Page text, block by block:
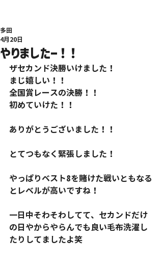
やりましたー！！
多田
4月20日
ザセカンド決勝いけました！
まじ嬉しい！！
全国賞レースの決勝！！
初めていけた！！
ありがとうございました！！
とてつもなく緊張しました！
やっぱりベスト8を賭けた戦いともなる
とレベルが高いですね！
一日中そわそわしてて、セカンドだけ
の日やからやらんでも良い毛布洗濯し
たりしてましたよ笑